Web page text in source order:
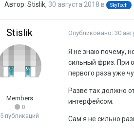
Автор: Stislik, 30 августа 2018 в SkyTech
Stislik
Members
0
5 публикаций
Опубликовано: 30
Я не знаю почему,
сильный фриз. При
первого раза уже
Разве так должно
интерфейсом.
Сам я не сильно